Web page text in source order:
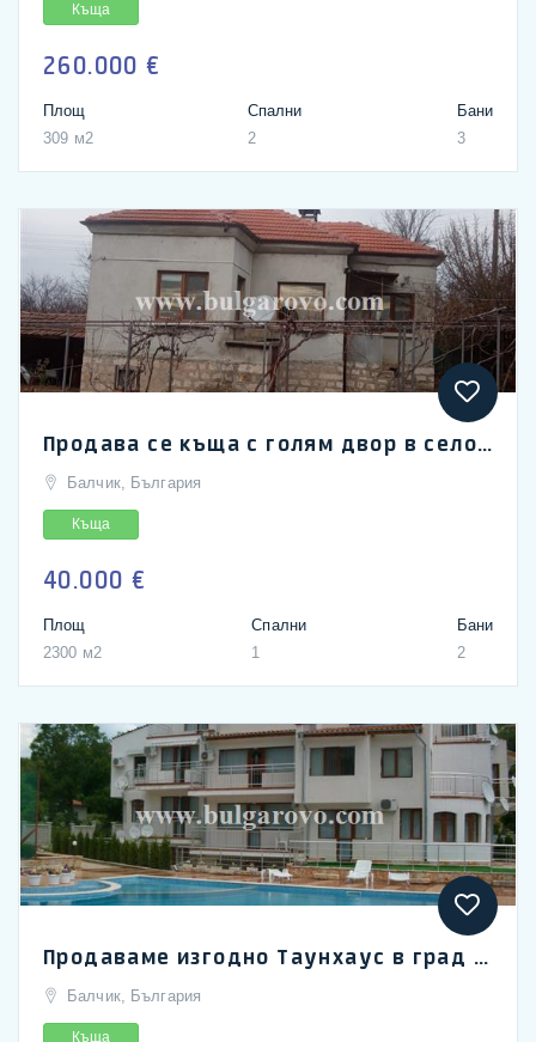
Къща
260.000 €
Площ
309 м2
Спални
2
Бани
3
Продава се къща с голям двор в село Ведрина, Добрич
Балчик, България
Къща
40.000 €
Площ
2300 м2
Спални
1
Бани
2
Продаваме изгодно Таунхаус в град Балчик
Балчик, България
Къща